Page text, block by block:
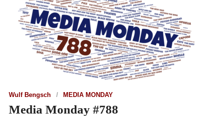
Wulf Bengsch MEDIA MONDAY
Media Monday #788